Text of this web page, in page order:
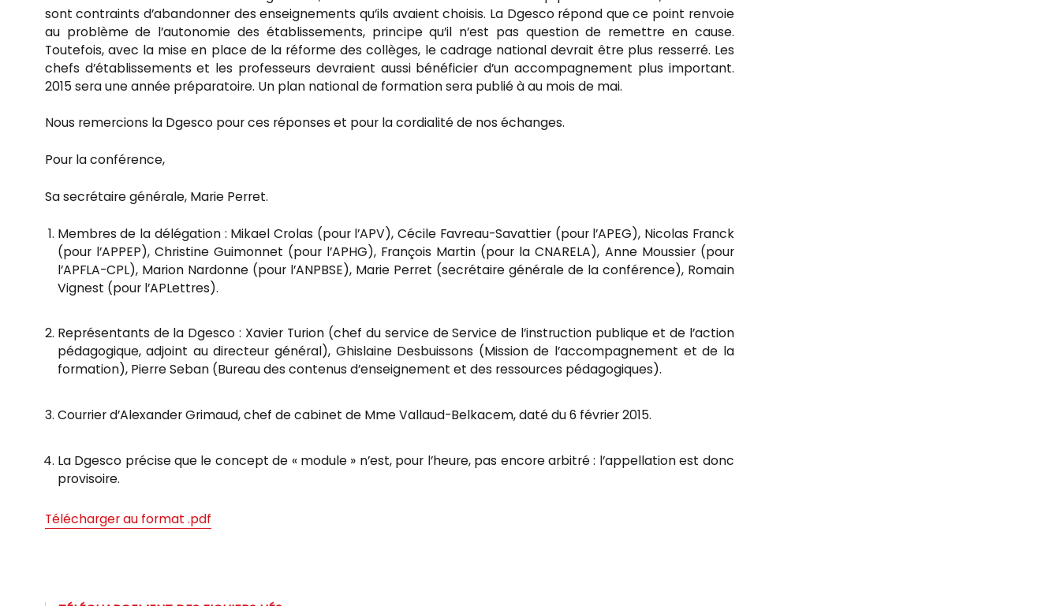
sont contraints d’abandonner des enseignements qu’ils avaient choisis. La Dgesco répond que ce point renvoie
au problème de l’autonomie des établissements, principe qu’il n’est pas question de remettre en cause.
Toutefois, avec la mise en place de la réforme des collèges, le cadrage national devrait être plus resserré. Les
chefs d’établissements et les professeurs devraient aussi bénéficier d’un accompagnement plus important.
2015 sera une année préparatoire. Un plan national de formation sera publié à au mois de mai.
Nous remercions la Dgesco pour ces réponses et pour la cordialité de nos échanges.
Pour la conférence,
Sa secrétaire générale, Marie Perret.
Membres de la délégation : Mikael Crolas (pour l’APV), Cécile Favreau-Savattier (pour l’APEG), Nicolas Franck
(pour l’APPEP), Christine Guimonnet (pour l’APHG), François Martin (pour la CNARELA), Anne Moussier (pour
l’APFLA-CPL), Marion Nardonne (pour l’ANPBSE), Marie Perret (secrétaire générale de la conférence), Romain
Vignest (pour l’APLettres).
Représentants de la Dgesco : Xavier Turion (chef du service de Service de l’instruction publique et de l’action
pédagogique, adjoint au directeur général), Ghislaine Desbuissons (Mission de l’accompagnement et de la
formation), Pierre Seban (Bureau des contenus d’enseignement et des ressources pédagogiques).
Courrier d’Alexander Grimaud, chef de cabinet de Mme Vallaud-Belkacem, daté du 6 février 2015.
La Dgesco précise que le concept de « module » n’est, pour l’heure, pas encore arbitré : l’appellation est donc
provisoire.
Télécharger au format .pdf